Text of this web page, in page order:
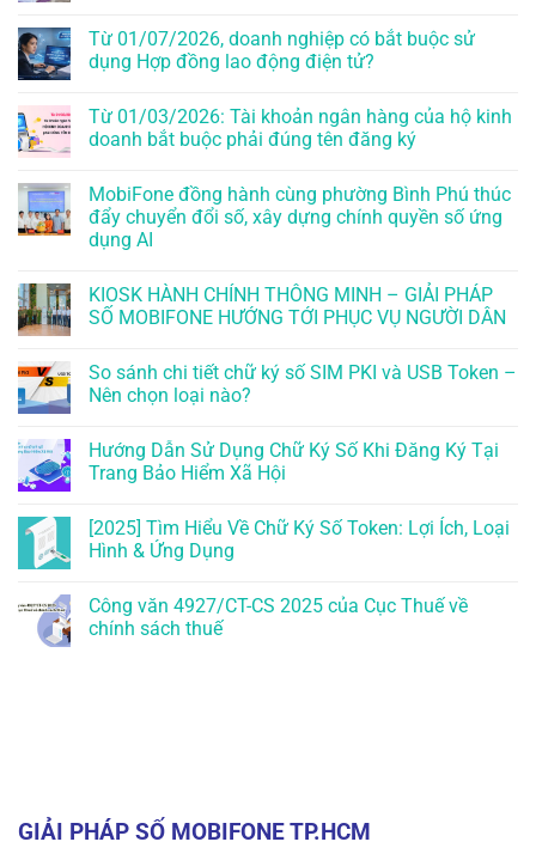
Từ 01/07/2026, doanh nghiệp có bắt buộc sử
dụng Hợp đồng lao động điện tử?
Từ 01/03/2026: Tài khoản ngân hàng của hộ kinh
doanh bắt buộc phải đúng tên đăng ký
MobiFone đồng hành cùng phường Bình Phú thúc
đẩy chuyển đổi số, xây dựng chính quyền số ứng
dụng AI
KIOSK HÀNH CHÍNH THÔNG MINH – GIẢI PHÁP
SỐ MOBIFONE HƯỚNG TỚI PHỤC VỤ NGƯỜI DÂN
So sánh chi tiết chữ ký số SIM PKI và USB Token –
Nên chọn loại nào?
Hướng Dẫn Sử Dụng Chữ Ký Số Khi Đăng Ký Tại
Trang Bảo Hiểm Xã Hội
[2025] Tìm Hiểu Về Chữ Ký Số Token: Lợi Ích, Loại
Hình & Ứng Dụng
Công văn 4927/CT-CS 2025 của Cục Thuế về
chính sách thuế
GIẢI PHÁP SỐ MOBIFONE TP.HCM